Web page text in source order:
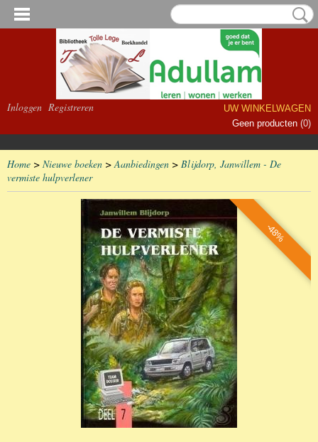
Inloggen Registreren
UW WINKELWAGEN
Geen producten (0)
Home > Nieuwe boeken >Aanbiedingen > Blijdorp, Janwillem - De
vermiste hulpverlener
-48%